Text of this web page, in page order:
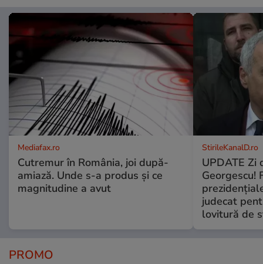
Mediafax.ro
Cutremur în România, joi după-
amiază. Unde s-a produs și ce
magnitudine a avut
StirileKanalD.ro
UPDATE Zi
Georgescu!
judecat
lovitură de
PROMO